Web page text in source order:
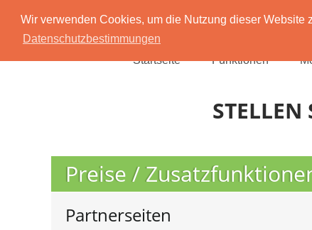
Wir verwenden Cookies, um die Nutzung dieser
Datenschutzbestimmungen
Startseite Funktionen
STELLEN
Preise /
Partnerseiten